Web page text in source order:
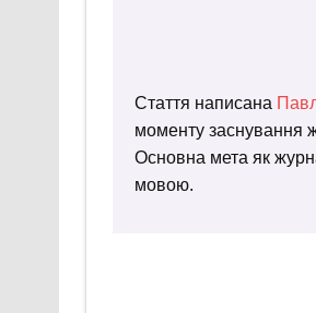
Стаття написана
моменту заснування
Основна мета як
мовою.